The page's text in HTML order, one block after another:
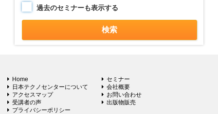
過去のセミナーも表示する
Home
セミナー
日本テクノセンターについて
会社概要
アクセスマップ
お問い合わせ
受講者の声
出版物販売
プライバシーポリシー